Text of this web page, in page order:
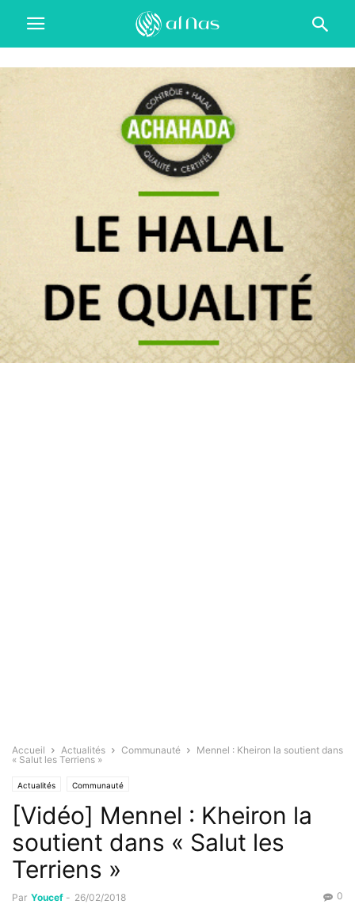
Accueil Actualités Communauté
Mennel : Kheiron la soutient dans
« Salut les Terriens »
Actualités Communauté
[Vidéo] Mennel : Kheiron la
soutient dans « Salut les
Terriens »
Par Youcef - 26/02/2018 0